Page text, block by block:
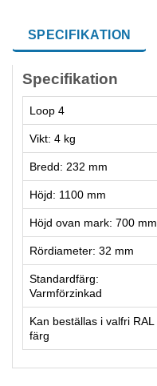
SPECIFIKATION
Specifikation
Loop 4
Vikt: 4 kg
Bredd: 232 mm
Höjd: 1100 mm
Höjd ovan mark: 700 mm
Rördiameter: 32 mm
Standardfärg:
Varmförzinkad
Kan beställas i valfri RAL
färg